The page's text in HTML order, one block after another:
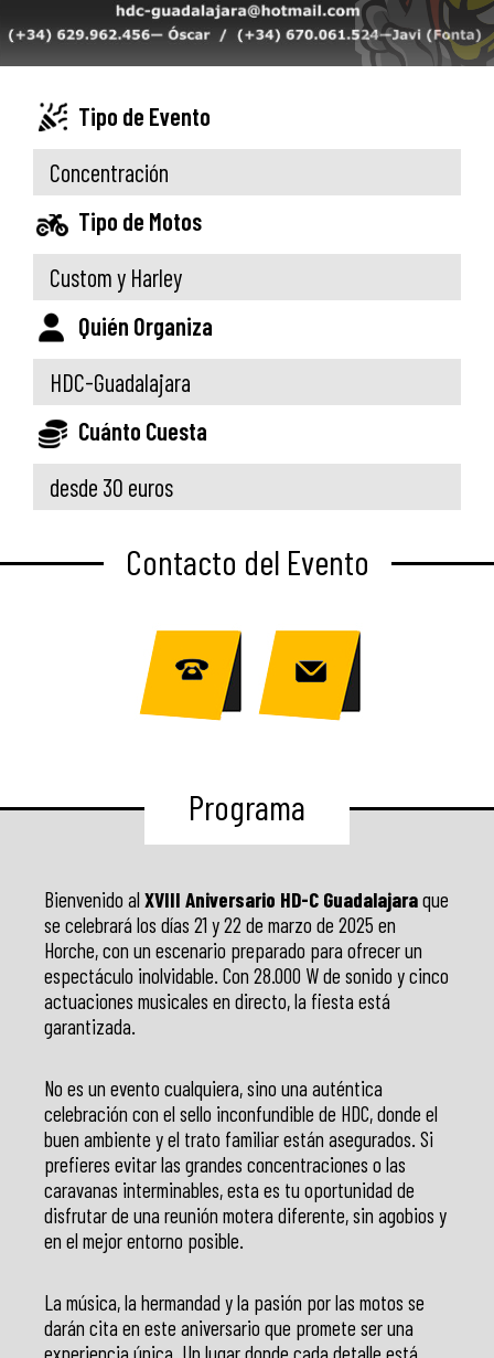
Tipo de Evento
Concentración
Tipo de Motos
Custom y Harley
Quién Organiza
HDC-Guadalajara
Cuánto Cuesta
desde 30 euros
Contacto del Evento
Programa
Bienvenido al XVIII Aniversario HD-C Guadalajaraque
se celebrará los días 21 y 22 de marzo de 2025 en
Horche, con un escenario preparado para ofrecer un
espectáculo inolvidable. Con 28.000 W de sonido y cinco
actuaciones musicales en directo, la fiesta está
garantizada.
No es un evento cualquiera, sino una auténtica
celebración con el sello inconfundible de HDC, donde el
buen ambiente y el trato familiar están asegurados. Si
prefieres evitar las grandes concentraciones o las
caravanas interminables, esta es tu oportunidad de
disfrutar de una reunión motera diferente, sin agobios y
en el mejor entorno posible.
La música, la hermandad y la pasión por las motos se
darán cita en este aniversario que promete ser una
experiencia única. Un lugar donde cada detalle está